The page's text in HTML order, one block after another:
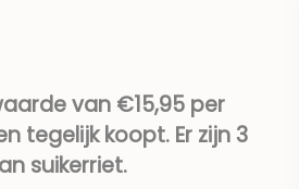
van €15,95 per
tegelijk koopt. Er zijn 3
suikerriet.